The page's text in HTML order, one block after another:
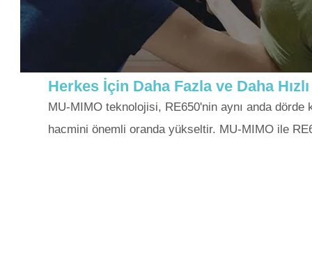
Herkes İçin Daha Fazla ve Daha
MU-MIMO teknolojisi, RE650'nin aynı anda
hacmini önemli oranda yükseltir. MU-MIMO ile